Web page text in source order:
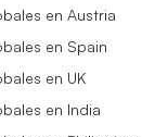
en Austria
en Spain
en UK
en India